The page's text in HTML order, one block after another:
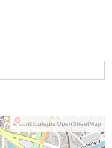
© contributeurs OpenStreetMap